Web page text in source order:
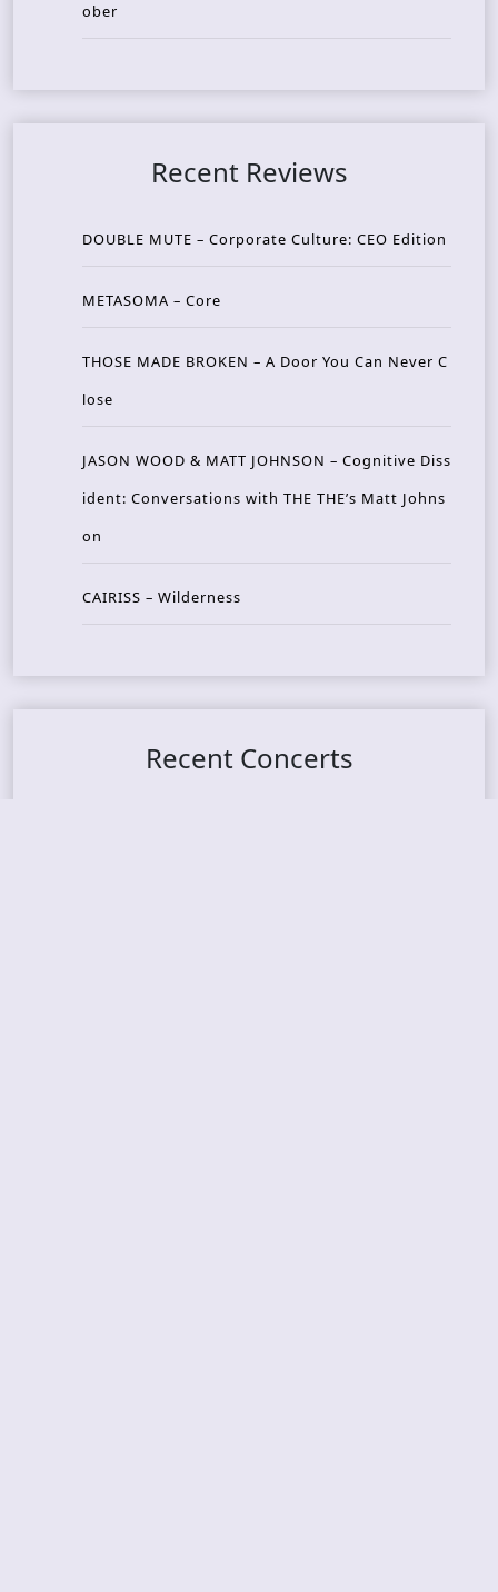
ober
Recent Reviews
DOUBLE MUTE – Corporate Culture: CEO Edition
METASOMA – Core
THOSE MADE BROKEN – A Door You Can Never C
lose
JASON WOOD & MATT JOHNSON – Cognitive Diss
ident: Conversations with THE THE’s Matt Johns
on
CAIRISS – Wilderness
Recent Concerts